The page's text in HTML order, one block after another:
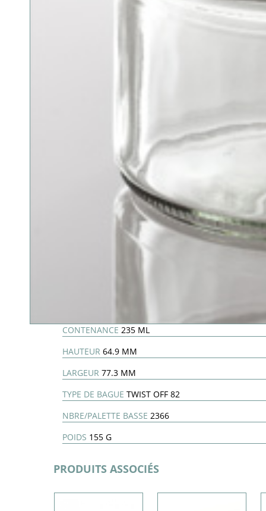
CONTENANCE 235 ML
HAUTEUR 64.9 MM
LARGEUR 77.3 MM
TYPE DE BAGUE TWIST OFF 82
NBRE/PALETTE BASSE 2366
POIDS 155 G
PRODUITS ASSOCIÉS